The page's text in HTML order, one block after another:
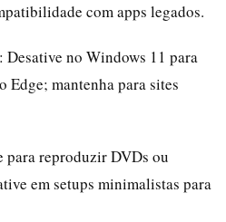
com apps legados.
: Desative no Windows 11 para
Edge; mantenha para sites
para reproduzir DVDs ou
em setups minimalistas para